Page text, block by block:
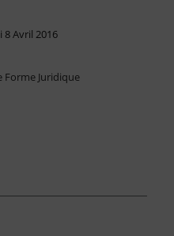
Avril 2016
Juridique